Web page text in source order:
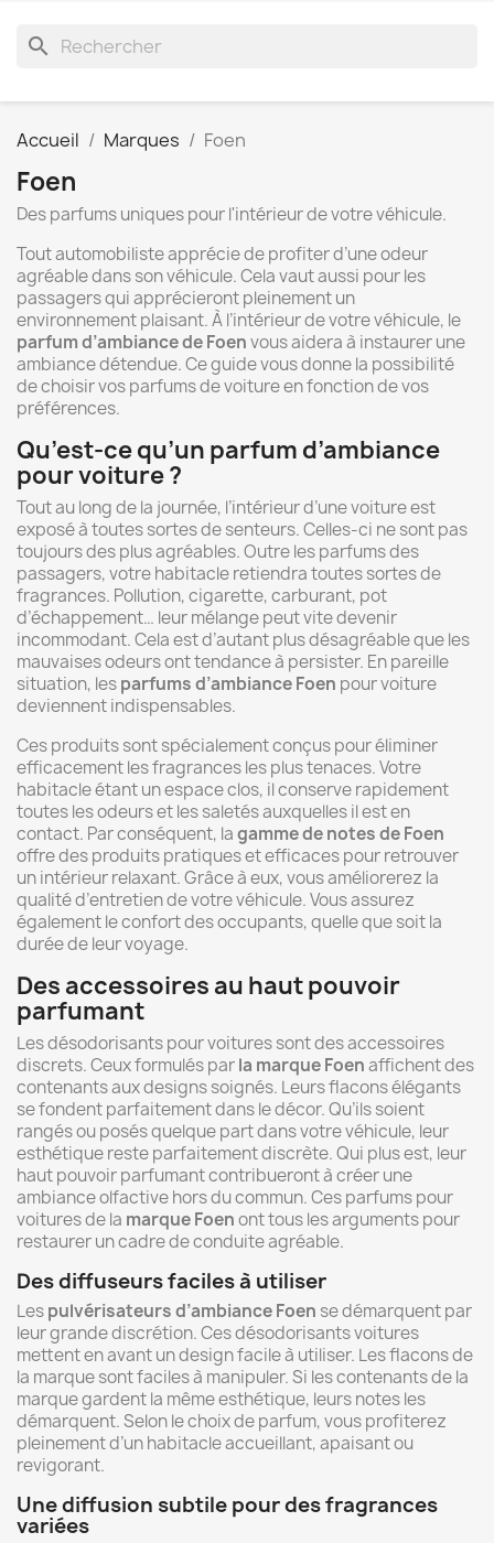
search
Accueil Marques Foen
Foen
Des parfums uniques pour l'intérieur de votre véhicule.
Tout automobiliste apprécie de profiter d’une odeur
agréable dans son véhicule. Cela vaut aussi pour les
passagers qui apprécieront pleinement un
environnement plaisant. À l’intérieur de votre véhicule, le
parfum d’ambiance de Foenvous aidera à instaurer une
ambiance détendue. Ce guide vous donne la possibilité
de choisir vos parfums de voiture en fonction de vos
préférences.
Qu’est-ce qu’un parfum d’ambiance
pour voiture ?
Tout au long de la journée, l’intérieur d’une voiture est
exposé à toutes sortes de senteurs. Celles-ci ne sont pas
toujours des plus agréables. Outre les parfums des
passagers, votre habitacle retiendra toutes sortes de
fragrances. Pollution, cigarette, carburant, pot
d’échappement… leur mélange peut vite devenir
incommodant. Cela est d’autant plus désagréable que les
mauvaises odeurs ont tendance à persister. En pareille
situation, lesparfums d’ambiance Foen pour voiture
deviennent indispensables.
Ces produits sont spécialement conçus pour éliminer
efficacement les fragrances les plus tenaces. Votre
habitacle étant un espace clos, il conserve rapidement
toutes les odeurs et les saletés auxquelles il est en
contact. Par conséquent, lagamme de notes de Foen
offre des produits pratiques et efficaces pour retrouver
un intérieur relaxant. Grâce à eux, vous améliorerez la
qualité d’entretien de votre véhicule. Vous assurez
également le confort des occupants, quelle que soit la
durée de leur voyage.
Des accessoires au haut pouvoir
parfumant
Les désodorisants pour voitures sont des accessoires
discrets. Ceux formulés parla marque Foenaffichent des
contenants aux designs soignés. Leurs flacons élégants
se fondent parfaitement dans le décor. Qu’ils soient
rangés ou posés quelque part dans votre véhicule, leur
esthétique reste parfaitement discrète. Qui plus est, leur
haut pouvoir parfumant contribueront à créer une
ambiance olfactive hors du commun. Ces parfums pour
voitures de la marque Foenont tous les arguments pour
restaurer un cadre de conduite agréable.
Des diffuseurs faciles à utiliser
Lespulvérisateurs d’ambiance Foen se démarquent par
leur grande discrétion. Ces désodorisants voitures
mettent en avant un design facile à utiliser. Les flacons de
la marque sont faciles à manipuler. Si les contenants de la
marque gardent la même esthétique, leurs notes les
démarquent. Selon le choix de parfum, vous profiterez
pleinement d’un habitacle accueillant, apaisant ou
revigorant.
Une diffusion subtile pour des fragrances
variées